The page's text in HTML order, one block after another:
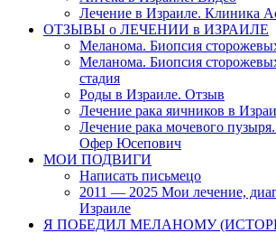
Лечение в Израиле. Клиника
ОТЗЫВЫ о ЛЕЧЕНИИ в ИЗРАИЛЕ
Меланома. Биопсия
Меланома. Биопсия
стадия
Роды в Израиле. Отзыв
Лечение рака яичников в
Лечение рака мочевого
Офер Юсепович
МОИ ПОДВИГИ
Написать письмецо
2011 — 2025 Мои лечение,
Израиле
Я ПОБЕДИЛ МЕЛАНОМУ